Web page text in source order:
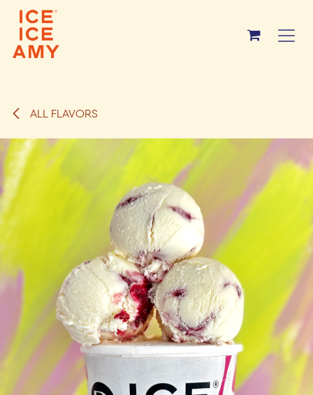
Overslaan naar inhoud
ALL FLAVORS